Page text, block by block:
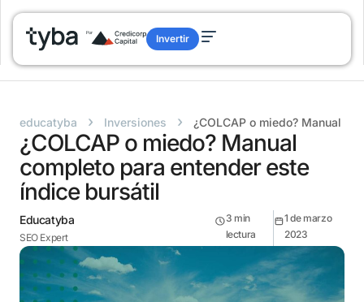
Invertir
educatyba › Inversiones › ¿COLCAP o miedo? Manual
¿COLCAP o miedo? Manual
completo para entender este
índice bursátil
Educatyba
SEO Expert
3 min
lectura
1 de marzo
2023